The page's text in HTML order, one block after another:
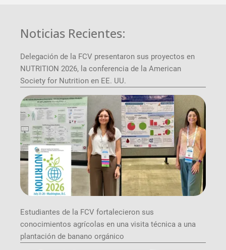
Noticias Recientes:
Delegación de la FCV presentaron sus proyectos en
NUTRITION 2026, la conferencia de la American
Society for Nutrition en EE. UU.
Estudiantes de la FCV fortalecieron sus
conocimientos agrícolas en una visita técnica a una
plantación de banano orgánico